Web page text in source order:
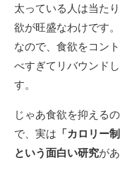
太っている人は当た
欲が旺盛なわけです。
なので、食欲をコン
べすぎてリバウンド
す。
じゃあ食欲を抑える
で、実は 「カロリー
という面白い研究が